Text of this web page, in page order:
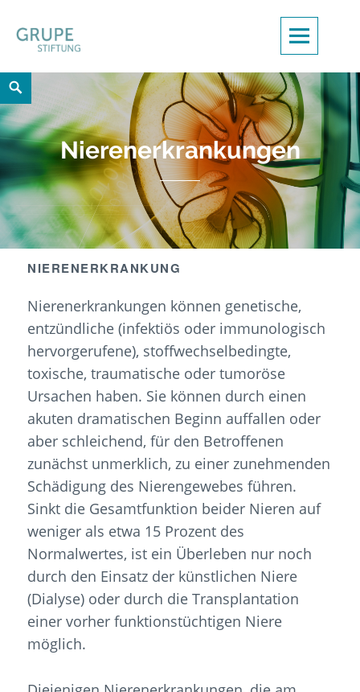
content
Search
Nierenerkrankungen
NIERENERKRANKUNG
Nierenerkrankungen können genetische,
entzündliche (infektiös oder immunologisch
hervorgerufene), stoffwechselbedingte,
toxische, traumatische oder tumoröse
Ursachen haben. Sie können durch einen
akuten dramatischen Beginn auffallen oder
aber schleichend, für den Betroffenen
zunächst unmerklich, zu einer zunehmenden
Schädigung des Nierengewebes führen.
Sinkt die Gesamtfunktion beider Nieren auf
weniger als etwa 15 Prozent des
Normalwertes, ist ein Überleben nur noch
durch den Einsatz der künstlichen Niere
(Dialyse) oder durch die Transplantation
einer vorher funktionstüchtigen Niere
möglich.